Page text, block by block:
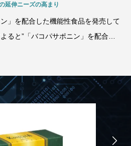
延伸ニーズの高まり
」を配合した機能性食品を発売して
ると”「バコパサポニン」を配合し